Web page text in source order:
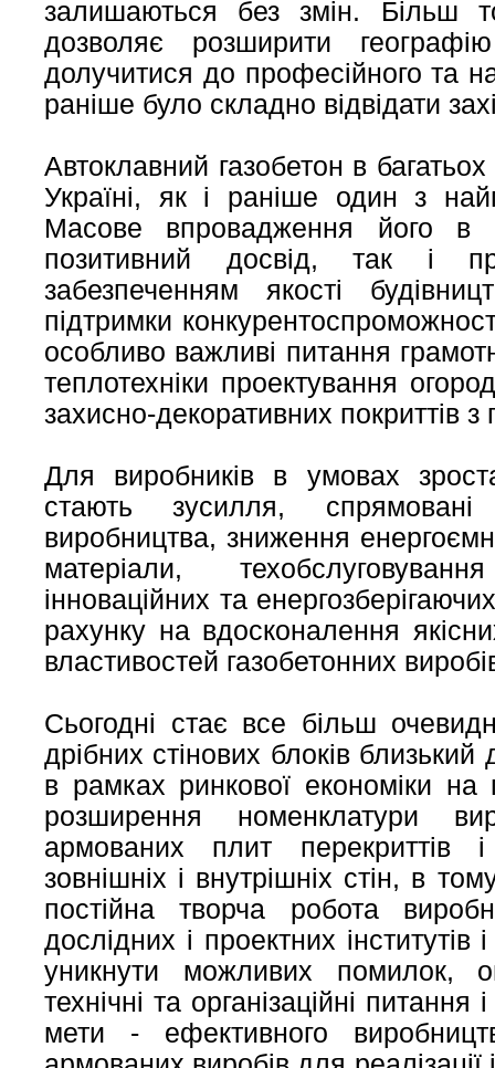
залишаються без змін. Більш
дозволяє розширити
долучитися до професійного та
раніше було складно відвідати
Автоклавний газобетон в
Україні, як і раніше один з
Масове впровадження його в
позитивний досвід, так і
забезпеченням якості
підтримки
особливо важливі питання
теплотехніки проектування
захисно-декоративних покриттів
Для виробників в умовах
стають зусилля,
виробництва, зниження
матеріали,
інноваційних та
рахунку на вдосконалення
властивостей газобетонних
Сьогодні стає все більш
дрібних стінових блоків
в рамках ринкової економіки на
розширення номенклатури
армованих плит перекриттів
зовнішніх і внутрішніх стін, в
постійна творча робота
дослідних і проектних інститутів
уникнути можливих помилок,
технічні та організаційні
мети - ефективного